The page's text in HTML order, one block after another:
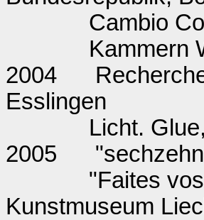
Cambio
Kammern
2004
Esslingen
Licht.
2005
"Faites
Kunstmuseum